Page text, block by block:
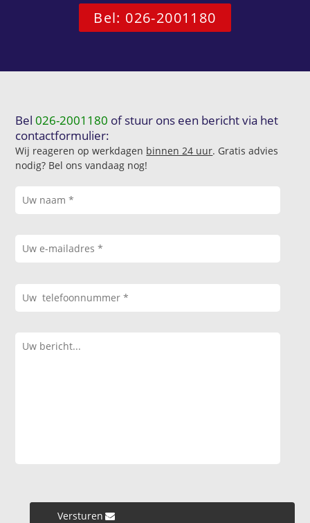
Bel: 026-2001180
Bel026-2001180 of stuur ons een bericht via het
contactformulier:
Wij reageren op werkdagen binnen 24 uur. Gratis advies
nodig? Bel ons vandaag nog!
Versturen »